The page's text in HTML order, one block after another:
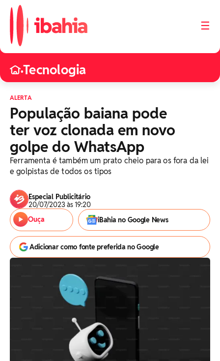
☰
•Tecnologia
ALERTA
População baiana pode
ter voz clonada em novo
golpe do WhatsApp
Ferramenta é também um prato cheio para os fora da lei
e golpistas de todos os tipos
Especial Publicitário
20/07/2023 às 19:20
Ouça
iBahia no Google News
Adicionar como fonte preferida no Google